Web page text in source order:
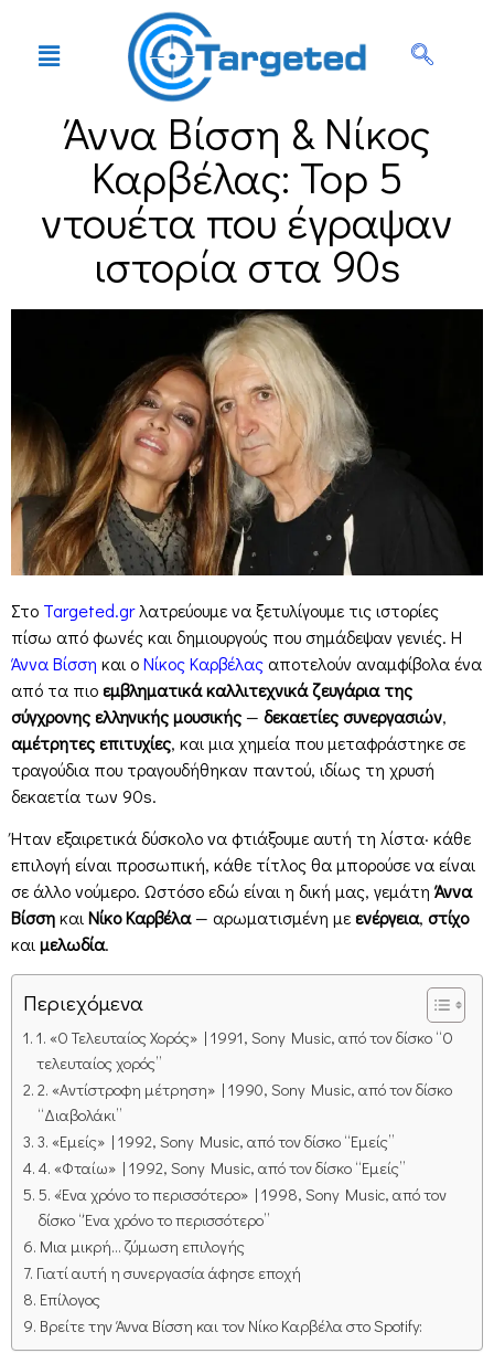
Άννα Βίσση & Νίκος
Καρβέλας: Top 5
ντουέτα που έγραψαν
ιστορία στα 90s
Στο Targeted.grλατρεύουμε να ξετυλίγουμε τις ιστορίες
πίσω από φωνές και δημιουργούς που σημάδεψαν γενιές. Η
Άννα Βίσση και οΝίκος Καρβέλαςαποτελούν αναμφίβολα ένα
από τα πιο εμβληματικά καλλιτεχνικά ζευγάρια της
σύγχρονης ελληνικής μουσικής— δεκαετίες συνεργασιών,
αμέτρητες επιτυχίες, και μια χημεία που μεταφράστηκε σε
τραγούδια που τραγουδήθηκαν παντού, ιδίως τη χρυσή
δεκαετία των 90s.
Ήταν εξαιρετικά δύσκολο να φτιάξουμε αυτή τη λίστα· κάθε
επιλογή είναι προσωπική, κάθε τίτλος θα μπορούσε να είναι
σε άλλο νούμερο. Ωστόσο εδώ είναι η δική μας, γεμάτη Άννα
Βίσσηκαι Νίκο Καρβέλα— αρωματισμένη με ενέργεια, στίχο
και μελωδία.
Περιεχόμενα
1. «Ο Τελευταίος Χορός» | 1991, Sony Music, από τον δίσκο “Ο
τελευταίος χορός”
2. «Aντίστροφη μέτρηση» | 1990, Sony Music, από τον δίσκο
“Διαβολάκι”
3. «Εμείς» | 1992, Sony Music, από τον δίσκο “Εμείς”
4. «Φταίω» | 1992, Sony Music, από τον δίσκο “Εμείς”
5. «Ένα χρόνο το περισσότερο» | 1998, Sony Music, από τον
δίσκο “Ένα χρόνο το περισσότερο”
Μια μικρή… ζύμωση επιλογής
Γιατί αυτή η συνεργασία άφησε εποχή
Επίλογος
Βρείτε την Άννα Βίσση και τον Νίκο Καρβέλα στο Spotify: